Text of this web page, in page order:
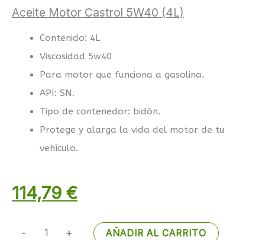
Aceite Motor Castrol 5W40 (4L)
Contenido: 4L
Viscosidad 5w40
Para motor que funciona a gasolina.
API: SN.
Tipo de contenedor: bidón.
Protege y alarga la vida del motor de tu
vehículo.
114,79 €
- + AÑADIR AL CARRITO